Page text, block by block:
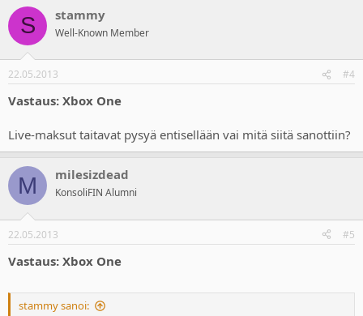
S stammy
Well-Known Member
22.05.2013 #4
Vastaus: Xbox One
Live-maksut taitavat pysyä entisellään vai mitä siitä sanottiin?
M milesizdead
KonsoliFIN Alumni
22.05.2013 #5
Vastaus: Xbox One
stammy sanoi: